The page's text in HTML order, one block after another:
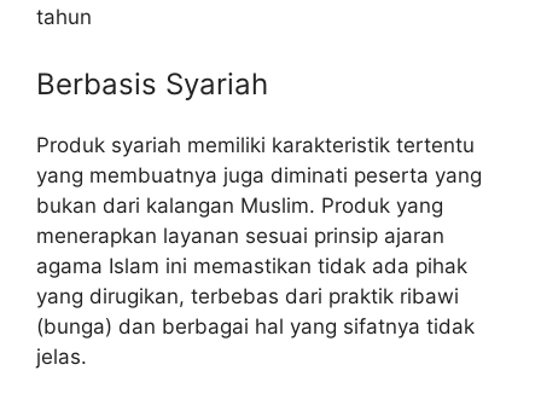
tahun
Berbasis Syariah
Produk syariah memiliki karakteristik tertentu
yang membuatnya juga diminati peserta yang
bukan dari kalangan Muslim. Produk yang
menerapkan layanan sesuai prinsip ajaran
agama Islam ini memastikan tidak ada pihak
yang dirugikan, terbebas dari praktik ribawi
(bunga) dan berbagai hal yang sifatnya tidak
jelas.